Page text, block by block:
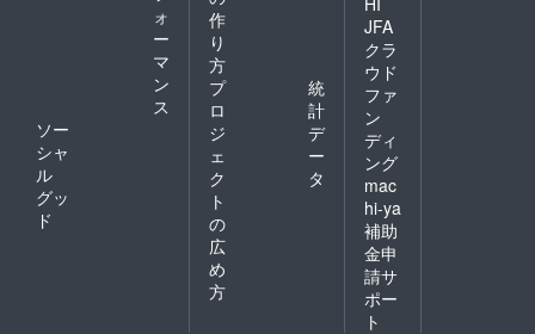
ォ
ー
マ
ン
ス
ソー
シャ
ル
グッ
ド
作
り
方
プ
ロ
ジ
ェ
ク
ト
の
広
め
方
統
計
デ
ー
タ
JFA
クラ
ウド
ファ
ン
ディ
ング
mac
hi-ya
補助
金申
請サ
ポー
ト